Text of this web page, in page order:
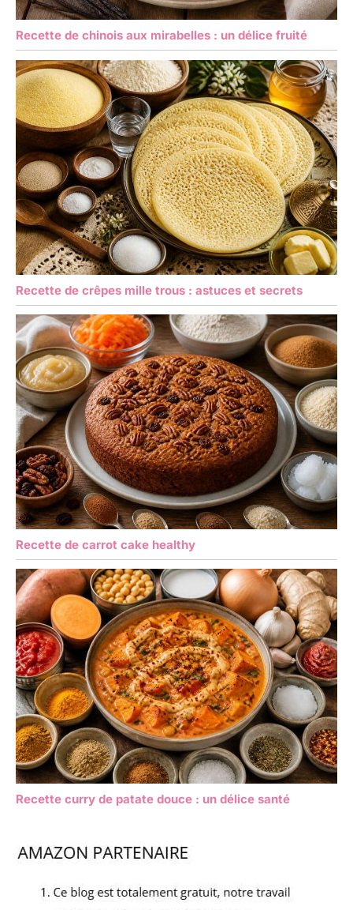
Recette de chinois aux mirabelles : un délice fruité
Recette de crêpes mille trous : astuces et secrets
Recette de carrot cake healthy
Recette curry de patate douce : un délice santé